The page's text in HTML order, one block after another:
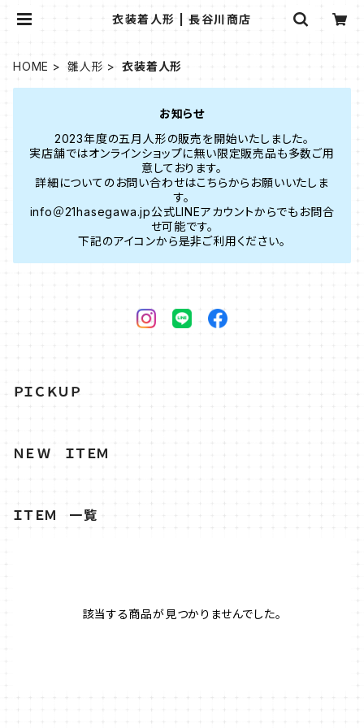
衣装着人形 | 長谷川商店
HOME 雛人形 衣装着人形
お知らせ
2023年度の五月人形の販売を開始いたしました。
実店舗ではオンラインショップに無い限定販売品も多数ご用
意しております。
詳細についてのお問い合わせはこちらからお願いいたしま
す。
info＠21hasegawa.jp公式LINEアカウントからでもお問合
せ可能です。
下記のアイコンから是非ご利用ください。
ＰＩＣＫＵＰ
ＮＥＷ ＩＴＥＭ
ＩＴＥＭ 一覧
該当する商品が見つかりませんでした。